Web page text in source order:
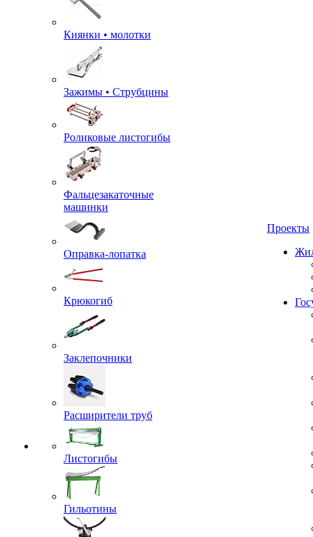
Киянки • молотки
Зажимы • Струбцины
Роликовые листогибы
Фальцезакаточные
машинки
Оправка-лопатка
Крюкогиб
Заклепочники
Расширители труб
Листогибы
Гильотины